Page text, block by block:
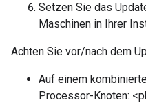
Setzen Sie das
Maschinen in Ihrer
Achten Sie vor/nach dem
Auf einem
Processor-Knoten: